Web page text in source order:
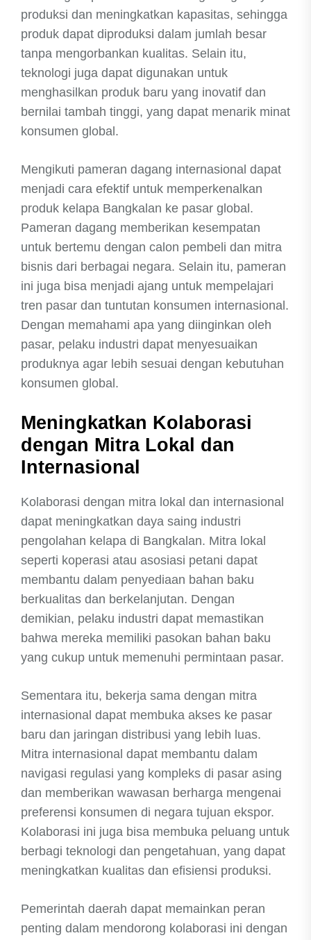
produksi dan meningkatkan kapasitas, sehingga
produk dapat diproduksi dalam jumlah besar
tanpa mengorbankan kualitas. Selain itu,
teknologi juga dapat digunakan untuk
menghasilkan produk baru yang inovatif dan
bernilai tambah tinggi, yang dapat menarik minat
konsumen global.
Mengikuti pameran dagang internasional dapat
menjadi cara efektif untuk memperkenalkan
produk kelapa Bangkalan ke pasar global.
Pameran dagang memberikan kesempatan
untuk bertemu dengan calon pembeli dan mitra
bisnis dari berbagai negara. Selain itu, pameran
ini juga bisa menjadi ajang untuk mempelajari
tren pasar dan tuntutan konsumen internasional.
Dengan memahami apa yang diinginkan oleh
pasar, pelaku industri dapat menyesuaikan
produknya agar lebih sesuai dengan kebutuhan
konsumen global.
Meningkatkan Kolaborasi
dengan Mitra Lokal dan
Internasional
Kolaborasi dengan mitra lokal dan internasional
dapat meningkatkan daya saing industri
pengolahan kelapa di Bangkalan. Mitra lokal
seperti koperasi atau asosiasi petani dapat
membantu dalam penyediaan bahan baku
berkualitas dan berkelanjutan. Dengan
demikian, pelaku industri dapat memastikan
bahwa mereka memiliki pasokan bahan baku
yang cukup untuk memenuhi permintaan pasar.
Sementara itu, bekerja sama dengan mitra
internasional dapat membuka akses ke pasar
baru dan jaringan distribusi yang lebih luas.
Mitra internasional dapat membantu dalam
navigasi regulasi yang kompleks di pasar asing
dan memberikan wawasan berharga mengenai
preferensi konsumen di negara tujuan ekspor.
Kolaborasi ini juga bisa membuka peluang untuk
berbagi teknologi dan pengetahuan, yang dapat
meningkatkan kualitas dan efisiensi produksi.
Pemerintah daerah dapat memainkan peran
penting dalam mendorong kolaborasi ini dengan